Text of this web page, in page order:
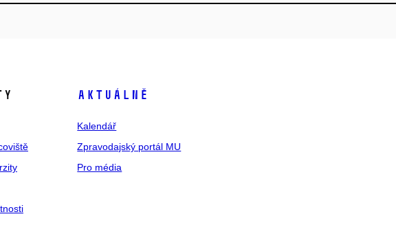
Aktuálně
Kalendář
Zpravodajský portál MU
Pro média